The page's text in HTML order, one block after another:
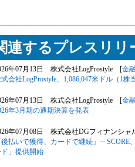
連するプレスリリ
年07月13日 株式会社LogProstyle [金
会社LogProstyle、1,086,047米ドル（1
年07月13日 株式会社LogProstyle [金
年3月期の通期決算を発表
年07月08日 株式会社DGフィナンシ
後払いで獲得、カードで継続」─
ド」提供開始